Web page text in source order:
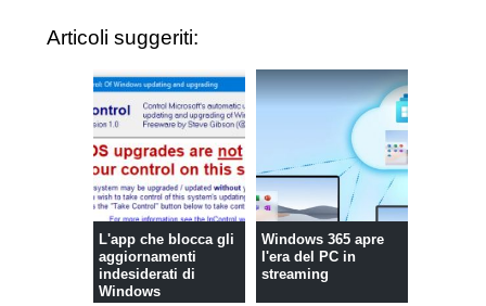
Articoli suggeriti:
L'app che blocca gli
aggiornamenti
indesiderati di
Windows
Windows 365 apre
l'era del PC in
streaming